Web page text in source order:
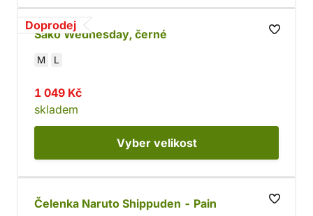
Doprodej
Sako Wednesday, černé
M L
1 049 Kč
skladem
Vyber velikost
Čelenka Naruto Shippuden - Pain